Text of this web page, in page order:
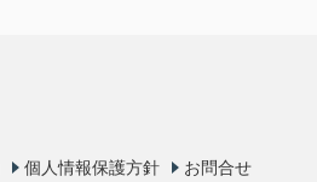
個人情報保護方針 お問合せ